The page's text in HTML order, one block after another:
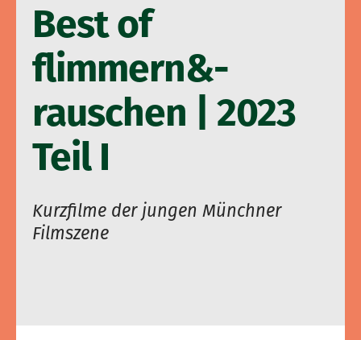
Best of
flimmern&­
rauschen | 2023
Teil I
Kurzfilme der jungen Münchner
Filmszene